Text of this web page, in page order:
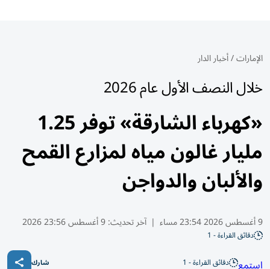
الإمارات/أخبار الدار
خلال النصف الأول عام 2026
«كهرباء الشارقة» توفر 1.25
مليار غالون مياه لمزارع القمح
والألبان والدواجن
9 أغسطس 2026 23:54 مساء | آخر تحديث:9 أغسطس 23:56 2026
دقائق القراءة - 1
دقائق القراءة - 1 شارك